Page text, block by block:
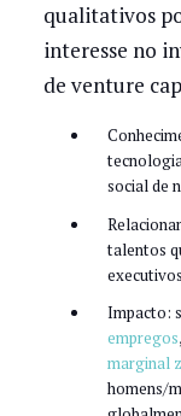
qualitativos
interesse no
de venture
social de
talentos
Impacto:
empregos
marginal
homens/